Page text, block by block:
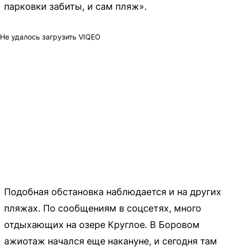
парковки забиты, и сам пляж».
Не удалось загрузить VIQEO
Подобная обстановка наблюдается и на других
пляжах. По сообщениям в соцсетях, много
отдыхающих на озере Круглое. В Боровом
ажиотаж начался еще накануне, и сегодня там